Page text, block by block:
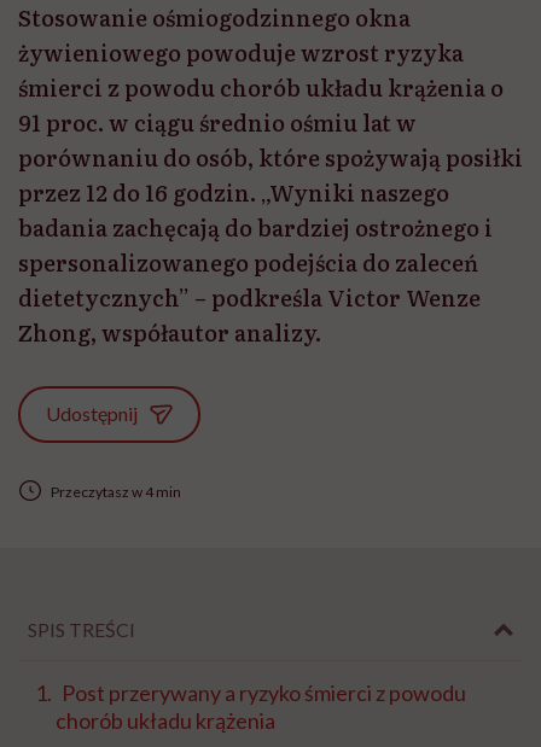
Stosowanie ośmiogodzinnego okna
żywieniowego powoduje wzrost ryzyka
śmierci z powodu chorób układu krążenia o
91 proc. w ciągu średnio ośmiu lat w
porównaniu do osób, które spożywają posiłki
przez 12 do 16 godzin. „Wyniki naszego
badania zachęcają do bardziej ostrożnego i
spersonalizowanego podejścia do zaleceń
dietetycznych” – podkreśla Victor Wenze
Zhong, współautor analizy.
Udostępnij
Przeczytasz w 4 min
SPIS TREŚCI
Post przerywany a ryzyko śmierci z powodu
chorób układu krążenia